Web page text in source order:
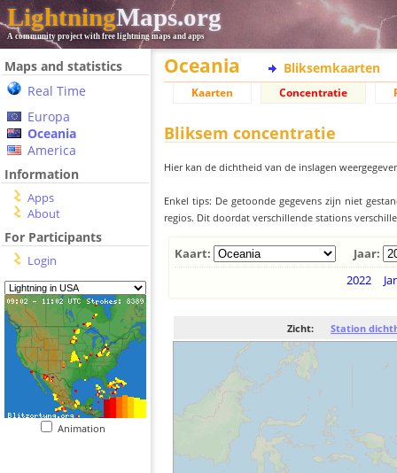
LightningMaps.org
A community project with free lightning maps and apps
Maps and statistics
Real Time
Europa
Oceania
America
Information
Apps
About
For Participants
Login
Animation
Oceania Bliksemkaarten
Kaarten Concentratie
Bliksem concentratie
Hier kan de dichtheid van de inslagen
Enkel tips: De getoonde gegevens zijn niet
regios. Dit doordat verschillende stations
Kaart:
Jaar:
2022
Zicht: Station